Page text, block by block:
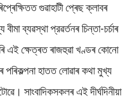
গুৱাহাটী প্ৰেছ ক্লাবৰ
ব্যৱস্থা প্রৱর্তনৰ চিন্তা-চর্চাৰ
এই ক্ষেত্ৰত ৰাজহুৱা খণ্ডৰ কোনো
হাতত লোৱাৰ কথা মুখ্য
সাংবাদিকসকলৰ এই দীৰ্ঘদিনীয়া